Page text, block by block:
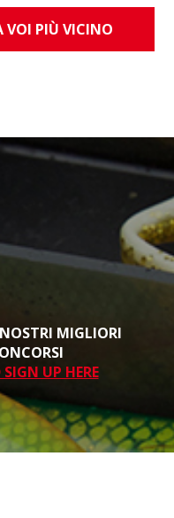
VOI PIÙ VICINO
MIGLIORI
UP HERE